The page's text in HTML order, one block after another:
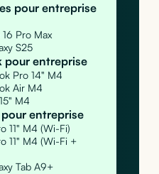
pour entreprise
Pro Max
S25
pour entreprise
Pro 14" M4
Air M4
M4
entreprise
11" M4 (Wi-Fi)
11" M4 (Wi-Fi +
Tab A9+